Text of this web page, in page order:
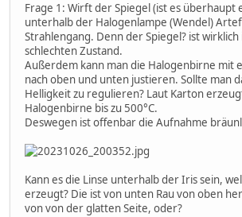
Frage 1: Wirft der Spiegel (ist es überhaupt
unterhalb der Halogenlampe (Wendel)
Strahlengang. Denn der Spiegel? ist wirklich
schlechten Zustand.
Außerdem kann man die Halogenbirne mit
nach oben und unten justieren. Sollte man
Helligkeit zu regulieren? Laut Karton
Halogenbirne bis zu 500°C.
Deswegen ist offenbar die Aufnahme
Kann es die Linse unterhalb der Iris sein,
erzeugt? Die ist von unten Rau von oben
von von der glatten Seite, oder?